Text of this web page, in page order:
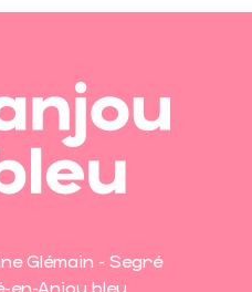
Glémain - Segré
Anjou bleu